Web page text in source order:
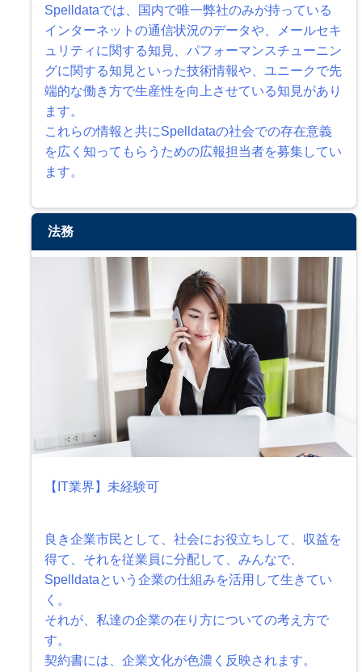
Spelldataでは、国内で唯一弊社のみが持っている
インターネットの通信状況のデータや、メールセキ
ュリティに関する知見、パフォーマンスチューニン
グに関する知見といった技術情報や、ユニークで先
端的な働き方で生産性を向上させている知見があり
ます。
これらの情報と共にSpelldataの社会での存在意義
を広く知ってもらうための広報担当者を募集してい
ます。
法務
【IT業界】未経験可
良き企業市民として、社会にお役立ちして、収益を
得て、それを従業員に分配して、みんなで、
Spelldataという企業の仕組みを活用して生きてい
く。
それが、私達の企業の在り方についての考え方で
す。
契約書には、企業文化が色濃く反映されます。